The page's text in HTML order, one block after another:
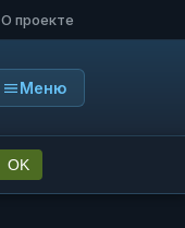
О проекте
Меню
OK